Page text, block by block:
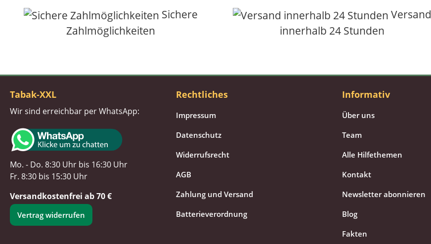
Sichere
Zahlmöglichkeiten
Versand
innerhalb 24 Stunden
Tabak-XXL
Wir sind erreichbar per WhatsApp:
Mo. - Do. 8:30 Uhr bis 16:30 Uhr
Fr. 8:30 bis 15:30 Uhr
Versandkostenfrei ab 70 €
Vertrag widerrufen
Rechtliches
Impressum
Datenschutz
Widerrufsrecht
AGB
Zahlung und Versand
Batterieverordnung
Informativ
Über uns
Team
Alle Hilfethemen
Kontakt
Newsletter abonnieren
Blog
Fakten